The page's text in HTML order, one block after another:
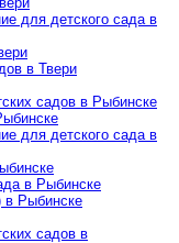
для детского сада в
в Твери
садов в Рыбинске
для детского сада в
в Рыбинске
Рыбинске
садов в